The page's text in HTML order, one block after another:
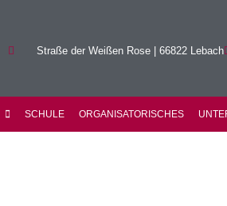
Straße der Weißen Rose | 66822 Lebach
SCHULE ORGANISATORISCHES